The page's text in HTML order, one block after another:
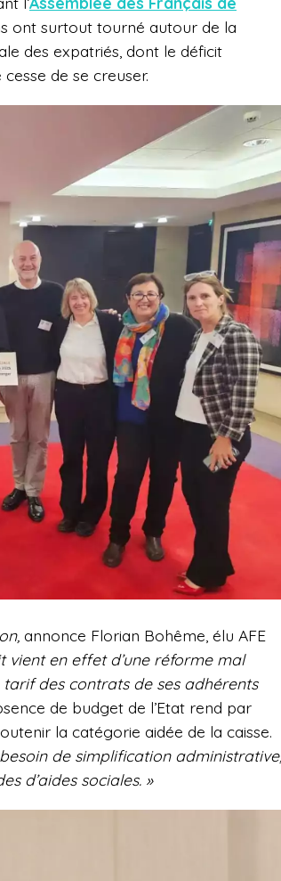
ont surtout tourné autour de la
des expatriés, dont le déficit
de se creuser.
annonce Florian Bohême, élu AFE
vient en effet d’une réforme mal
tarif des contrats de ses adhérents
de budget de l’Etat rend par
la catégorie aidée de la caisse.
de simplification administrative,
d’aides sociales. »